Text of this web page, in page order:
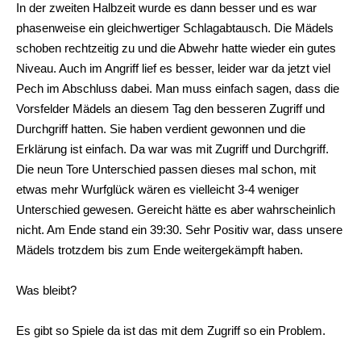
In der zweiten Halbzeit wurde es dann besser und es war
phasenweise ein gleichwertiger Schlagabtausch. Die Mädels
schoben rechtzeitig zu und die Abwehr hatte wieder ein gutes
Niveau. Auch im Angriff lief es besser, leider war da jetzt viel
Pech im Abschluss dabei. Man muss einfach sagen, dass die
Vorsfelder Mädels an diesem Tag den besseren Zugriff und
Durchgriff hatten. Sie haben verdient gewonnen und die
Erklärung ist einfach. Da war was mit Zugriff und Durchgriff.
Die neun Tore Unterschied passen dieses mal schon, mit
etwas mehr Wurfglück wären es vielleicht 3-4 weniger
Unterschied gewesen. Gereicht hätte es aber wahrscheinlich
nicht. Am Ende stand ein 39:30. Sehr Positiv war, dass unsere
Mädels trotzdem bis zum Ende weitergekämpft haben.
Was bleibt?
Es gibt so Spiele da ist das mit dem Zugriff so ein Problem.